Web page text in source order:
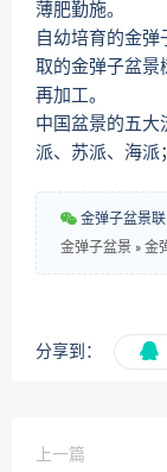
薄肥勤施。
自幼培育的金
取的金弹子盆景
再加工。
中国盆景的五大
派、苏派、海派
金弹子盆景
金弹子盆景 » 金
分享到：
上一篇